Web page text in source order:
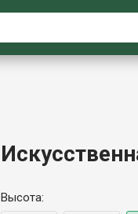
Высота: